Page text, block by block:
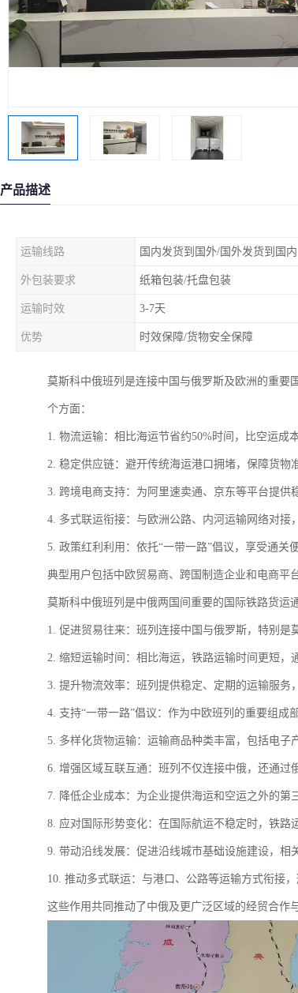
产品描述
运输线路 国内发货到国外/国外发货到国内
外包装要求 纸箱包装/托盘包装
运输时效 3-7天
优势 时效保障/货物安全保障
莫斯科中俄班列是连接中国与俄罗斯及欧洲的重要
个方面：
1. 物流运输：相比海运节省约50%时间，比空运
2. 稳定供应链：避开传统海运港口拥堵，保障货
3. 跨境电商支持：为阿里速卖通、京东等平台提供
4. 多式联运衔接：与欧洲公路、内河运输网络对
5. 政策红利利用：依托“一带一路”倡议，享受通关
典型用户包括中欧贸易商、跨国制造企业和电商平
莫斯科中俄班列是中俄两国间重要的国际铁路货运
1. 促进贸易往来：班列连接中国与俄罗斯，特别是
2. 缩短运输时间：相比海运，铁路运输时间更短，
3. 提升物流效率：班列提供稳定、定期的运输服务
4. 支持“一带一路”倡议：作为中欧班列的重要组成
5. 多样化货物运输：运输商品种类丰富，包括电子
6. 增强区域互联互通：班列不仅连接中俄，还通过
7. 降低企业成本：为企业提供海运和空运之外的第
8. 应对国际形势变化：在国际航运不稳定时，铁路
9. 带动沿线发展：促进沿线城市基础设施建设，相
10. 推动多式联运：与港口、公路等运输方式衔接
这些作用共同推动了中俄及更广泛区域的经贸合作